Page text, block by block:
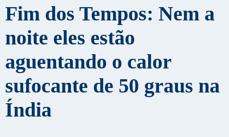
Fim dos Tempos: Nem a
noite eles estão
aguentando o calor
sufocante de 50 graus na
Índia